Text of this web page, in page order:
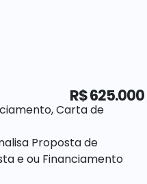
R$625.000
Carta de
Proposta de
e ou Financiamento